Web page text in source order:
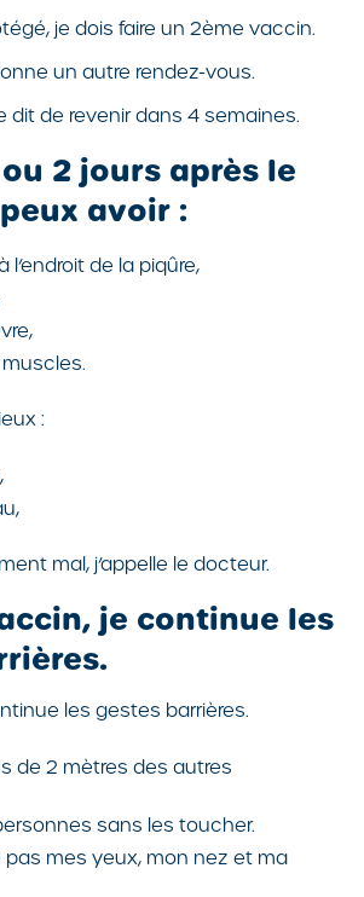
je dois faire un 2ème vaccin.
un autre rendez-vous.
dit de revenir dans 4 semaines.
2 jours après le
avoir :
l’endroit de la piqûre,
:
mal, j’appelle le docteur.
je continue les
les gestes barrières.
de 2 mètres des autres
sans les toucher.
mes yeux, mon nez et ma